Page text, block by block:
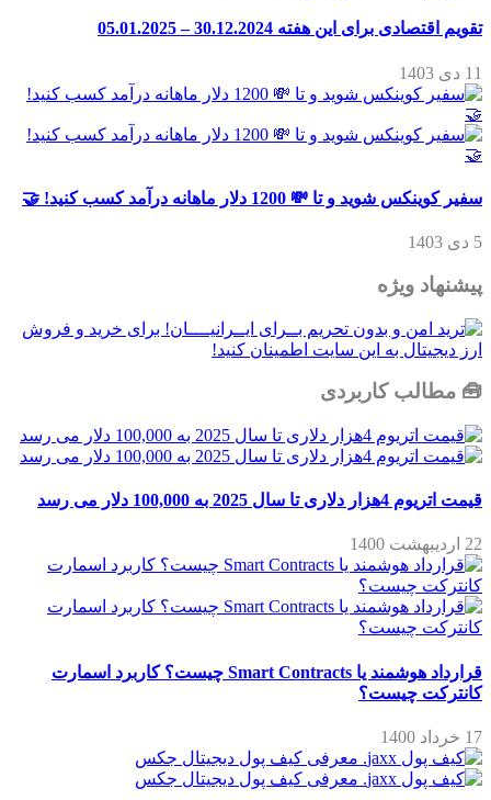
تقویم اقتصادی برای این هفته 30.12.2024 – 05.01.2025
11 دی 1403
سفیر کوینکس شوید و تا 💸 1200 دلار ماهانه درآمد کسب کنید! 🤝
5 دی 1403
پیشنهاد ویژه
🧰 مطالب کاربردی
قیمت اتریوم 4هزار دلاری تا سال 2025 به 100,000 دلار می رسد
22 اردیبهشت 1400
قرارداد هوشمند یا Smart Contracts چیست؟ کاربرد اسمارت
کانترکت چیست؟
17 خرداد 1400